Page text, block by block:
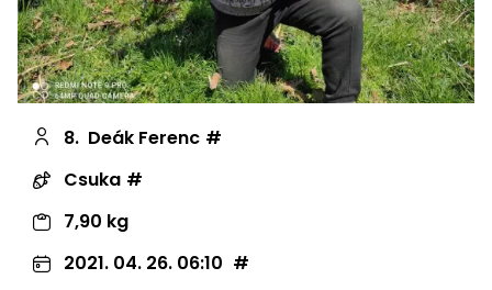
8. Deák Ferenc
Csuka
7,90 kg
2021. 04. 26. 06:10